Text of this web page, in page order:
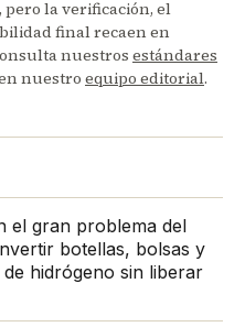
la verificación, el
final recaen en
nuestros estándares
nuestro equipo editorial.
el gran problema del
botellas, bolsas y
hidrógeno sin liberar